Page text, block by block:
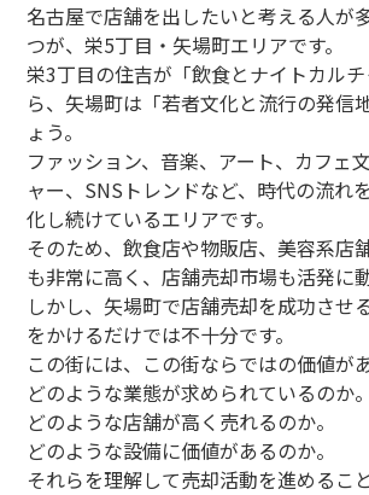
名古屋で店舗を出したいと考える人が
つが、栄5丁目・矢場町エリアです。
栄3丁目の住吉が「飲食とナイトカル
ら、矢場町は「若者文化と流行の発信
ょう。
ファッション、音楽、アート、カフェ
ャー、SNSトレンドなど、時代の流れ
化し続けているエリアです。
そのため、飲食店や物販店、美容系店
も非常に高く、店舗売却市場も活発に
しかし、矢場町で店舗売却を成功させ
をかけるだけでは不十分です。
この街には、この街ならではの価値が
どのような業態が求められているのか。
どのような店舗が高く売れるのか。
どのような設備に価値があるのか。
それらを理解して売却活動を進めるこ